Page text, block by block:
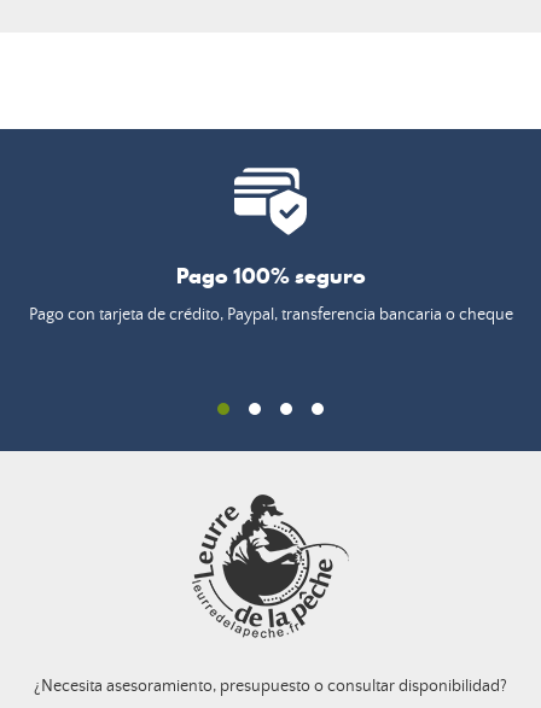
Pago 100% seguro
Pago con tarjeta de crédito, Paypal, transferencia bancaria o cheque
¿Necesita asesoramiento, presupuesto o consultar disponibilidad?